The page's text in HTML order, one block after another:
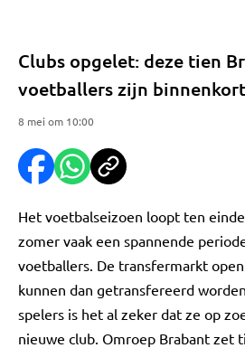
Clubs opgelet: deze tien
voetballers zijn
8 mei om 10:00
Het voetbalseizoen loopt ten
zomer vaak een spannende
voetballers. De transfermarkt
kunnen dan getransfereerd
spelers is het al zeker dat ze op
nieuwe club. Omroep Brabant zet